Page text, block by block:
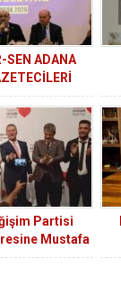
SEN ADANA
Partisi
Mustafa
Damga